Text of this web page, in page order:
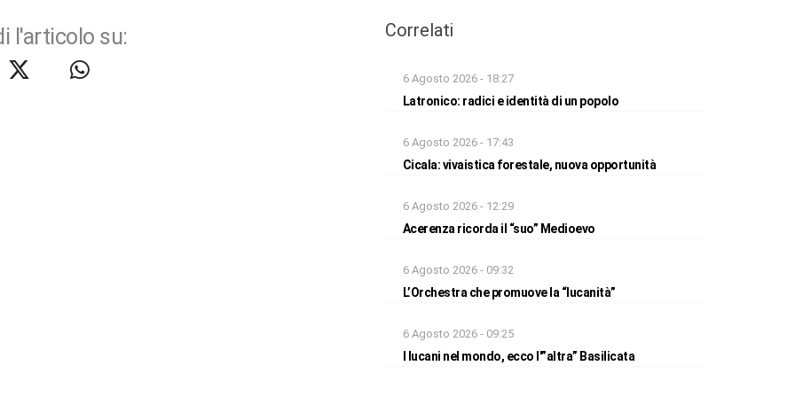
l'articolo su: Correlati
6 Agosto 2026 - 18:27
Latronico: radici e identità di un popolo
6 Agosto 2026 - 17:43
Cicala: vivaistica forestale, nuova opportunità
6 Agosto 2026 - 12:29
Acerenza ricorda il “suo” Medioevo
6 Agosto 2026 - 09:32
L’Orchestra che promuove la “lucanità”
6 Agosto 2026 - 09:25
I lucani nel mondo, ecco l'”altra” Basilicata